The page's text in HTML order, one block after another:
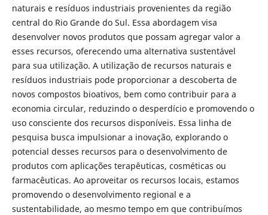
naturais e resíduos industriais provenientes da região
central do Rio Grande do Sul. Essa abordagem visa
desenvolver novos produtos que possam agregar valor a
esses recursos, oferecendo uma alternativa sustentável
para sua utilização. A utilização de recursos naturais e
resíduos industriais pode proporcionar a descoberta de
novos compostos bioativos, bem como contribuir para a
economia circular, reduzindo o desperdício e promovendo o
uso consciente dos recursos disponíveis. Essa linha de
pesquisa busca impulsionar a inovação, explorando o
potencial desses recursos para o desenvolvimento de
produtos com aplicações terapêuticas, cosméticas ou
farmacêuticas. Ao aproveitar os recursos locais, estamos
promovendo o desenvolvimento regional e a
sustentabilidade, ao mesmo tempo em que contribuímos